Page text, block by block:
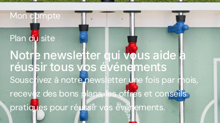
Mon compte
Plan du site
Notre newsletter qui vous aide à
réussir tous vos événements
Souscrivez à notre newsletter une fois par mois,
recevez des bons plans, les offres et conseils
pratiques pour réussir vos événements.